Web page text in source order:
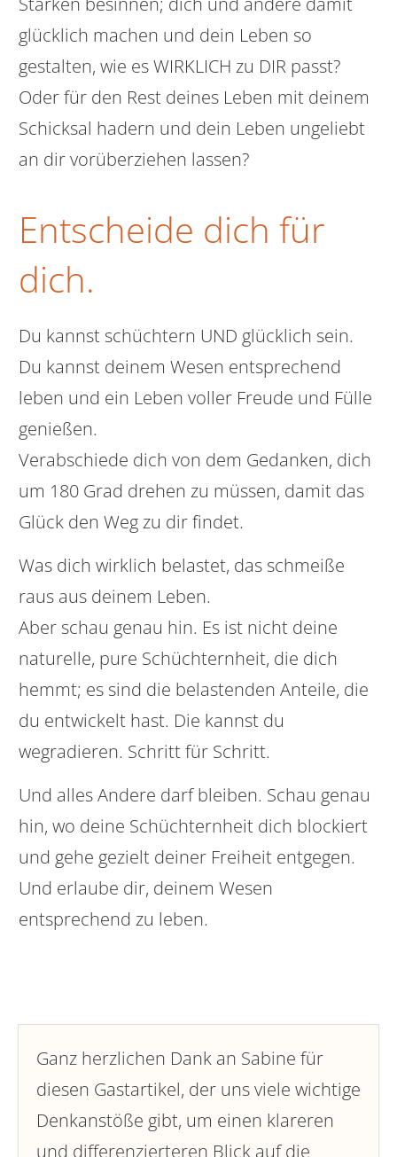
glücklich machen und dein Leben so
gestalten, wie es WIRKLICH zu DIR passt?
Oder für den Rest deines Leben mit deinem
Schicksal hadern und dein Leben ungeliebt
an dir vorüberziehen lassen?
Entscheide dich für
dich.
Du kannst schüchtern UND glücklich sein.
Du kannst deinem Wesen entsprechend
leben und ein Leben voller Freude und Fülle
genießen.
Verabschiede dich von dem Gedanken, dich
um 180 Grad drehen zu müssen, damit das
Glück den Weg zu dir findet.
Was dich wirklich belastet, das schmeiße
raus aus deinem Leben.
Aber schau genau hin. Es ist nicht deine
naturelle, pure Schüchternheit, die dich
hemmt; es sind die belastenden Anteile, die
du entwickelt hast. Die kannst du
wegradieren. Schritt für Schritt.
Und alles Andere darf bleiben. Schau genau
hin, wo deine Schüchternheit dich blockiert
und gehe gezielt deiner Freiheit entgegen.
Und erlaube dir, deinem Wesen
entsprechend zu leben.
Ganz herzlichen Dank an Sabine für
diesen Gastartikel, der uns viele wichtige
Denkanstöße gibt, um einen klareren
und differenzierteren Blick auf die